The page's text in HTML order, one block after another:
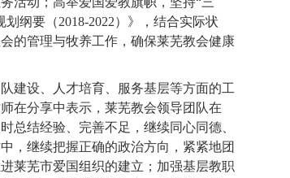
纲要（2018-2022）》，结合实际状
的管理与牧养工作，确保莱芜教会健康
建设、人才培育、服务基层等方面的工
在分享中表示，莱芜教会领导团队在
总结经验、完善不足，继续同心同德、
，继续把握正确的政治方向，紧紧地团
莱芜市爱国组织的建立；加强基层教职